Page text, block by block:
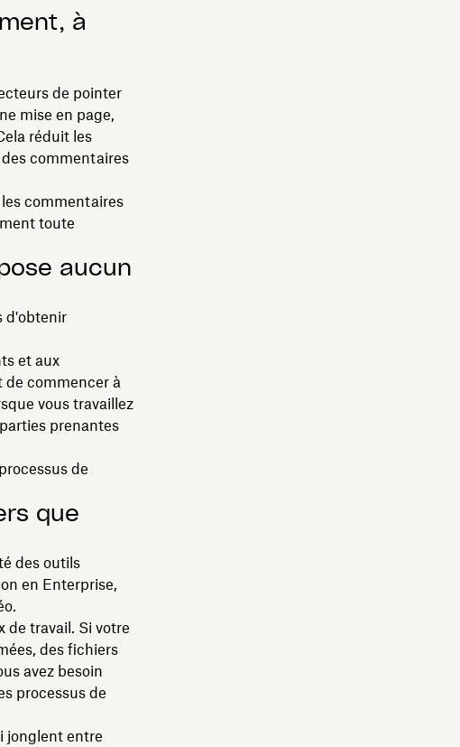
à
de pointer
mise en page,
réduit les
commentaires
commentaires
toute
aucun
d'obtenir
et aux
de commencer à
vous travaillez
prenantes
de
que
des outils
en Enterprise,
de travail. Si votre
des fichiers
avez besoin
processus de
jonglent entre